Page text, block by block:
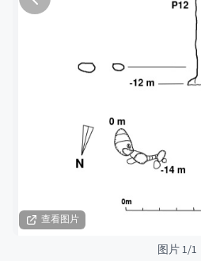
查看图片
图片 1/1